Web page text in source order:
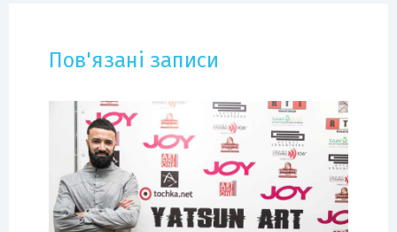
Пов'язані записи